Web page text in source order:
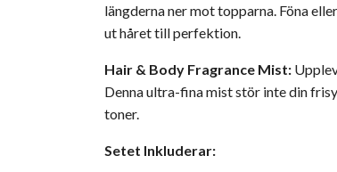
längderna ner mot topparna. Föna
ut håret till perfektion.
Hair & Body Fragrance Mist:
Denna ultra-fina mist stör inte din
toner.
Setet Inkluderar: